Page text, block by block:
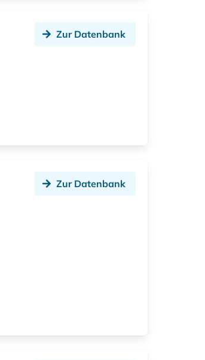
Zur Datenbank
Zur Datenbank